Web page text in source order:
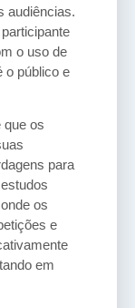
audiências.
o uso de
o público e
que os
para
os
e
em